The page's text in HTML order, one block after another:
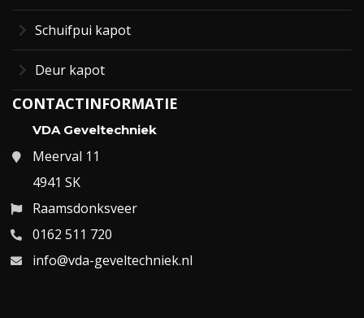
Schuifpui kapot
Deur kapot
CONTACTINFORMATIE
VDA Geveltechniek
Meerval 11
4941 SK
Raamsdonksveer
0162 511 720
info@vda-geveltechniek.nl